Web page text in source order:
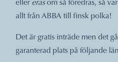
eller erasom så föredras, så
allt från ABBA till finsk polka!
Det är gratis inträde men det
garanterad plats på följande